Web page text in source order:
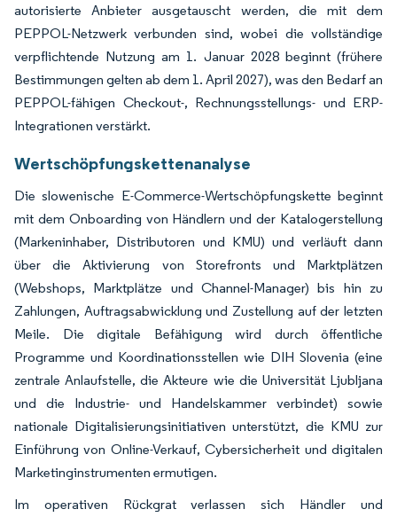
autorisierte Anbieter ausgetauscht werden, die mit dem
PEPPOL-Netzwerk verbunden sind, wobei die vollständige
verpflichtende Nutzung am 1. Januar 2028 beginnt (frühere
Bestimmungen gelten ab dem 1. April 2027), was den Bedarf an
PEPPOL-fähigen Checkout-, Rechnungsstellungs- und ERP-
Integrationen verstärkt.
Wertschöpfungskettenanalyse
Die slowenische E-Commerce-Wertschöpfungskette beginnt
mit dem Onboarding von Händlern und der Katalogerstellung
(Markeninhaber, Distributoren und KMU) und verläuft dann
über die Aktivierung von Storefronts und Marktplätzen
(Webshops, Marktplätze und Channel-Manager) bis hin zu
Zahlungen, Auftragsabwicklung und Zustellung auf der letzten
Meile. Die digitale Befähigung wird durch öffentliche
Programme und Koordinationsstellen wie DIH Slovenia (eine
zentrale Anlaufstelle, die Akteure wie die Universität Ljubljana
und die Industrie- und Handelskammer verbindet) sowie
nationale Digitalisierungsinitiativen unterstützt, die KMU zur
Einführung von Online-Verkauf, Cybersicherheit und digitalen
Marketinginstrumenten ermutigen.
Im operativen Rückgrat verlassen sich Händler und